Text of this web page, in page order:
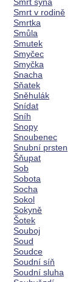
Smrt v rodině
Smrtka
Smůla
Smutek
Smyčec
Smyčka
Snacha
Sňatek
Sněhulák
Snídat
Sníh
Snopy
Snoubenec
Snubní prsten
Šňupat
Sob
Sobota
Socha
Sokol
Sokyně
Šotek
Souboj
Soud
Soudce
Soudní síň
Soudní sluha